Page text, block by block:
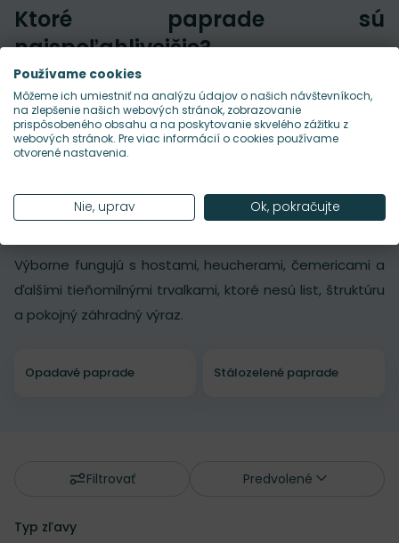
Ktoré paprade sú
najspoľahlivejšie?
najmä
papraďovce, papraďky a dryopteris
klasické paprade so silným prírodným charakterom.
S čím paprade najlepšie
kombinovať?
Výborne fungujú s hostami, heucherami, čemericami a
ďalšími tieňomilnými trvalkami, ktoré nesú list, štruktúru
a pokojný záhradný výraz.
Opadavé paprade Stálozelené paprade
Filtrovať Predvolené
Typ zľavy
Používame cookies
Môžeme ich umiestniť na analýzu údajov o našich návštevníkoch,
na zlepšenie našich webových stránok, zobrazovanie
prispôsobeného obsahu a na poskytovanie skvelého zážitku z
webových stránok. Pre viac informácií o cookies používame
otvorené nastavenia.
Nie, uprav Ok, pokračujte